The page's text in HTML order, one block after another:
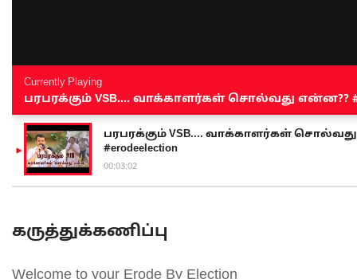
Currently Playing
பரபரக்கும் VSB.... வாக்காளர்கள் சொல்வது என்ன??
பரபரக்கும் VSB.... வாக்காளர்கள் சொல்வது
#erodeelection
00:03:02
கருத்துக்கணிப்பு